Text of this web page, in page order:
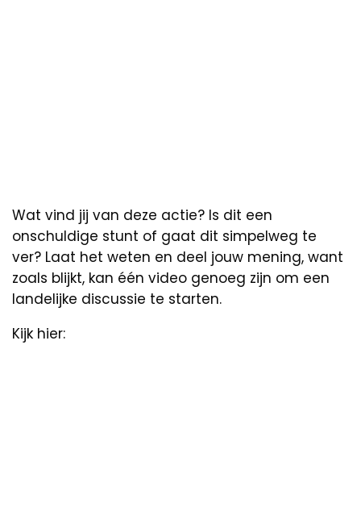
Wat vind jij van deze actie? Is dit een
onschuldige stunt of gaat dit simpelweg te
ver? Laat het weten en deel jouw mening, want
zoals blijkt, kan één video genoeg zijn om een
landelijke discussie te starten.
Kijk hier: